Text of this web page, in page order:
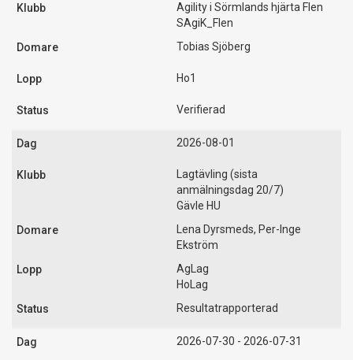
Agility i Sörmlands hjärta Flen
SAgiK_Flen
Tobias Sjöberg
Ho1
Verifierad
2026-08-01
Lagtävling (sista
anmälningsdag 20/7)
Gävle HU
Lena Dyrsmeds, Per-Inge
Ekström
AgLag
HoLag
Resultatrapporterad
2026-07-30 - 2026-07-31